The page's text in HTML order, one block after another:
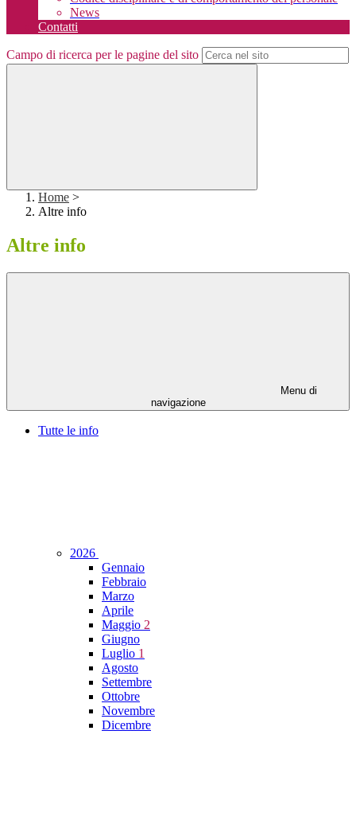
News
Contatti
Campo di ricerca per le pagine del sito
Home >
Altre info
Altre info
Menu di
navigazione
Tutte le info
2026
Gennaio
Febbraio
Marzo
Aprile
Maggio 2
Giugno
Luglio 1
Agosto
Settembre
Ottobre
Novembre
Dicembre